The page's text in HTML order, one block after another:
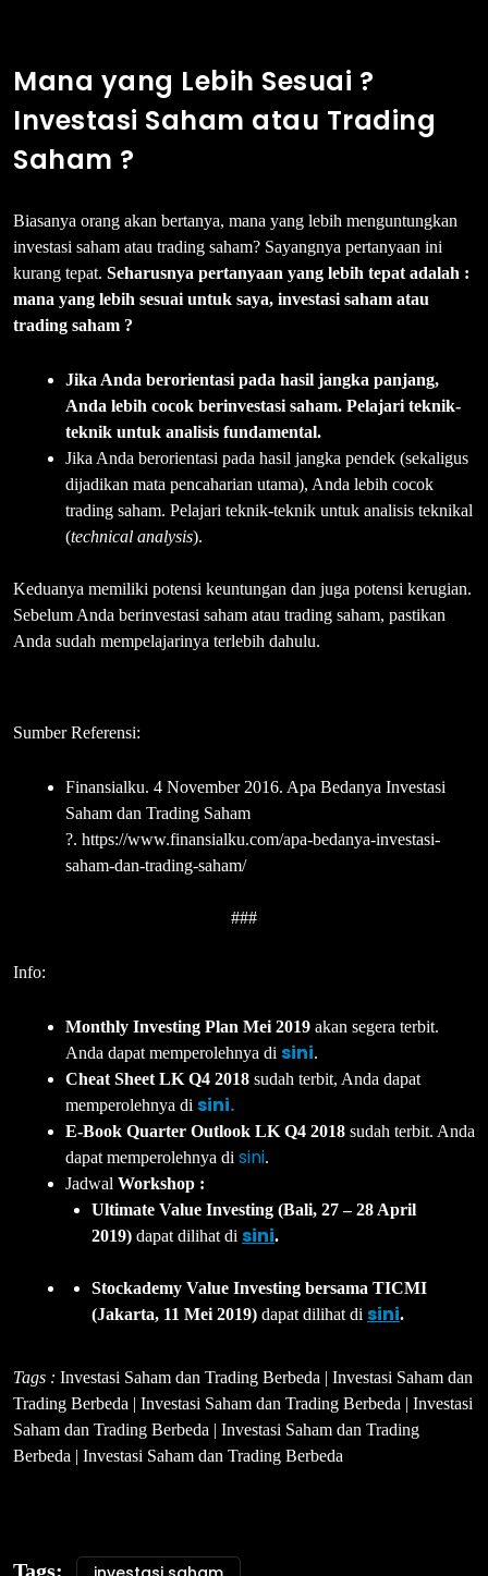
Mana yang Lebih Sesuai ?
Investasi Saham atau Trading
Saham ?
Biasanya orang akan bertanya, mana yang lebih menguntungkan
investasi saham atau trading saham? Sayangnya pertanyaan ini
kurang tepat. Seharusnya pertanyaan yang lebih tepat adalah :
mana yang lebih sesuai untuk saya, investasi saham atau
trading saham ?
Jika Anda berorientasi pada hasil jangka panjang,
Anda lebih cocok berinvestasi saham. Pelajari teknik-
teknik untuk analisis fundamental.
Jika Anda berorientasi pada hasil jangka pendek (sekaligus
dijadikan mata pencaharian utama), Anda lebih cocok
trading saham. Pelajari teknik-teknik untuk analisis teknikal
(technical analysis).
Keduanya memiliki potensi keuntungan dan juga potensi kerugian.
Sebelum Anda berinvestasi saham atau trading saham, pastikan
Anda sudah mempelajarinya terlebih dahulu.
Sumber Referensi:
Finansialku. 4 November 2016. Apa Bedanya Investasi
Saham dan Trading Saham
?. https://www.finansialku.com/apa-bedanya-investasi-
saham-dan-trading-saham/
###
Info:
Monthly Investing Plan Mei 2019 akan segera terbit.
Anda dapat memperolehnya di sini.
Cheat Sheet LK Q4 2018 sudah terbit, Anda dapat
memperolehnya di sini.
E-Book Quarter Outlook LK Q4 2018 sudah terbit. Anda
dapat memperolehnya di sini.
Jadwal Workshop :
Ultimate Value Investing (Bali, 27 – 28 April
2019) dapat dilihat di sini.
Stockademy Value Investing bersama TICMI
(Jakarta, 11 Mei 2019) dapat dilihat di sini.
Tags : Investasi Saham dan Trading Berbeda | Investasi Saham dan
Trading Berbeda | Investasi Saham dan Trading Berbeda | Investasi
Saham dan Trading Berbeda | Investasi Saham dan Trading
Berbeda | Investasi Saham dan Trading Berbeda
Tags: